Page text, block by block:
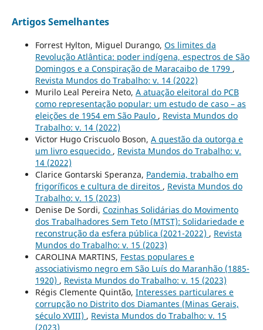
Artigos Semelhantes
Forrest Hylton, Miguel Durango, Os limites da
Revolução Atlântica: poder indígena, espectros de São
Domingos e a Conspiração de Maracaibo de 1799 ,
Revista Mundos do Trabalho: v. 14 (2022)
Murilo Leal Pereira Neto, A atuação eleitoral do PCB
como representação popular: um estudo de caso – as
eleições de 1954 em São Paulo , Revista Mundos do
Trabalho: v. 14 (2022)
Victor Hugo Criscuolo Boson, A questão da outorga e
um livro esquecido , Revista Mundos do Trabalho: v.
14 (2022)
Clarice Gontarski Speranza, Pandemia, trabalho em
frigoríficos e cultura de direitos , Revista Mundos do
Trabalho: v. 15 (2023)
Denise De Sordi, Cozinhas Solidárias do Movimento
dos Trabalhadores Sem Teto (MTST): Solidariedade e
reconstrução da esfera pública (2021-2022) , Revista
Mundos do Trabalho: v. 15 (2023)
CAROLINA MARTINS, Festas populares e
associativismo negro em São Luís do Maranhão (1885-
1920) , Revista Mundos do Trabalho: v. 15 (2023)
Régis Clemente Quintão, Interesses particulares e
corrupção no Distrito dos Diamantes (Minas Gerais,
século XVIII) , Revista Mundos do Trabalho: v. 15
(2023)